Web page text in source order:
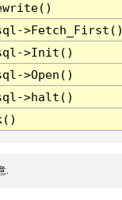
>Init()
>Open()
>halt()
.